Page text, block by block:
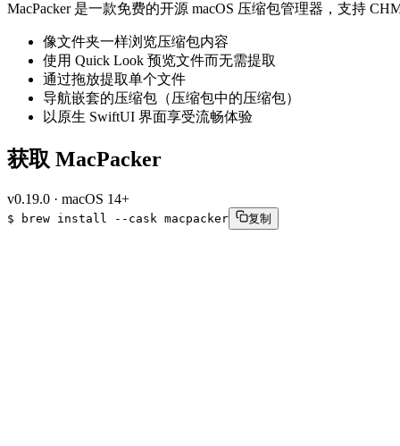
MacPacker 是一款免费的开源 macOS 压缩包管理器，支持
像文件夹一样浏览压缩包内容
使用 Quick Look 预览文件而无需提取
通过拖放提取单个文件
导航嵌套的压缩包（压缩包中的压缩包）
以原生 SwiftUI 界面享受流畅体验
获取 MacPacker
v0.19.0 · macOS 14+
$ brew install --cask macpacker 复制